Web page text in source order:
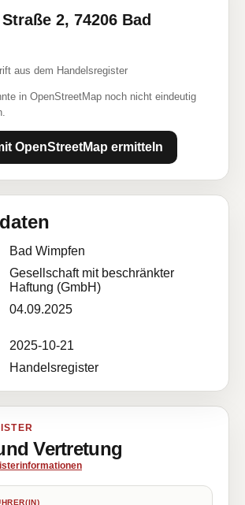
2, 74206 Bad
aus dem Handelsregister
in OpenStreetMap noch nicht eindeutig
OpenStreetMap ermitteln
Bad Wimpfen
Gesellschaft mit beschränkter
Haftung (GmbH)
04.09.2025
2025-10-21
Handelsregister
Vertretung